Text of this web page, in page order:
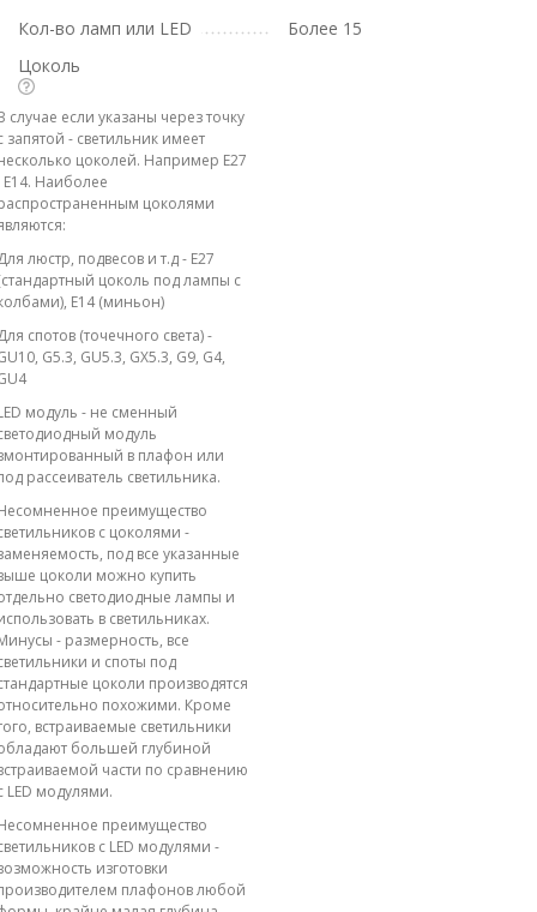
Кол-во ламп или LED
Более 15
Цоколь
случае если указаны через точку
запятой - светильник имеет
цоколей. Например E27
E14. Наиболее
цоколями
люстр, подвесов и т.д - E27
цоколь под лампы с
E14 (миньон)
спотов (точечного света) -
G5.3, GU5.3, GX5.3, G9, G4,
модуль - не сменный
модуль
в плафон или
рассеиватель светильника.
преимущество
с цоколями -
под все указанные
цоколи можно купить
светодиодные лампы и
в светильниках.
- размерность, все
и споты под
цоколи производятся
похожими. Кроме
встраиваемые светильники
большей глубиной
части по сравнению
LED модулями.
преимущество
с LED модулями -
изготовки
плафонов любой